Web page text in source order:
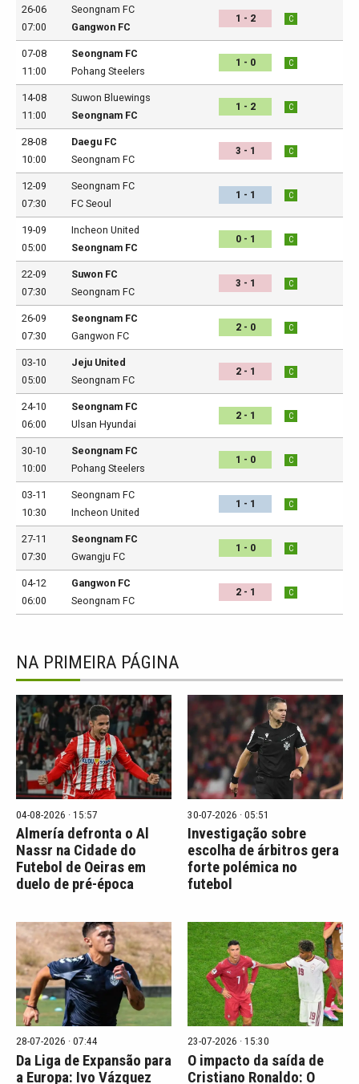
26-06
07:00
Seongnam FC
Gangwon FC
1 - 2 C
07-08
11:00
Seongnam FC
Pohang Steelers
1 - 0 C
14-08
11:00
Suwon Bluewings
Seongnam FC
1 - 2 C
28-08
10:00
Daegu FC
Seongnam FC
3 - 1 C
12-09
07:30
Seongnam FC
FC Seoul
1 - 1 C
19-09
05:00
Incheon United
Seongnam FC
0 - 1 C
22-09
07:30
Suwon FC
Seongnam FC
3 - 1 C
26-09
07:30
Seongnam FC
Gangwon FC
2 - 0 C
03-10
05:00
Jeju United
Seongnam FC
2 - 1 C
24-10
06:00
Seongnam FC
Ulsan Hyundai
2 - 1 C
30-10
10:00
Seongnam FC
Pohang Steelers
1 - 0 C
03-11
10:30
Seongnam FC
Incheon United
1 - 1 C
27-11
07:30
Seongnam FC
Gwangju FC
1 - 0 C
04-12
06:00
Gangwon FC
Seongnam FC
2 - 1 C
NA PRIMEIRA PÁGINA
04-08-2026 · 15:57
Almería defronta o Al
Nassr na Cidade do
Futebol de Oeiras em
duelo de pré-época
30-07-2026 · 05:51
Investigação sobre
escolha de árbitros gera
forte polémica no
futebol
28-07-2026 · 07:44
Da Liga de Expansão para
a Europa: Ivo Vázquez
23-07-2026 · 15:30
O impacto da saída de
Cristiano Ronaldo: O